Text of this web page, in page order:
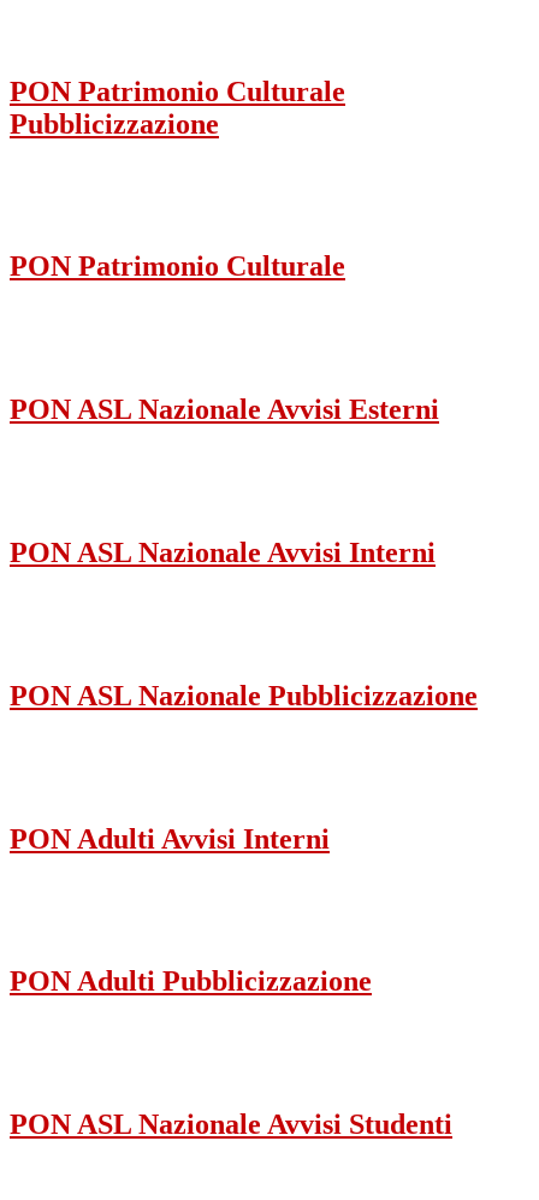
PON Patrimonio Culturale
Pubblicizzazione
PON Patrimonio Culturale
PON ASL Nazionale Avvisi Esterni
PON ASL Nazionale Avvisi Interni
PON ASL Nazionale Pubblicizzazione
PON Adulti Avvisi Interni
PON Adulti Pubblicizzazione
PON ASL Nazionale Avvisi Studenti